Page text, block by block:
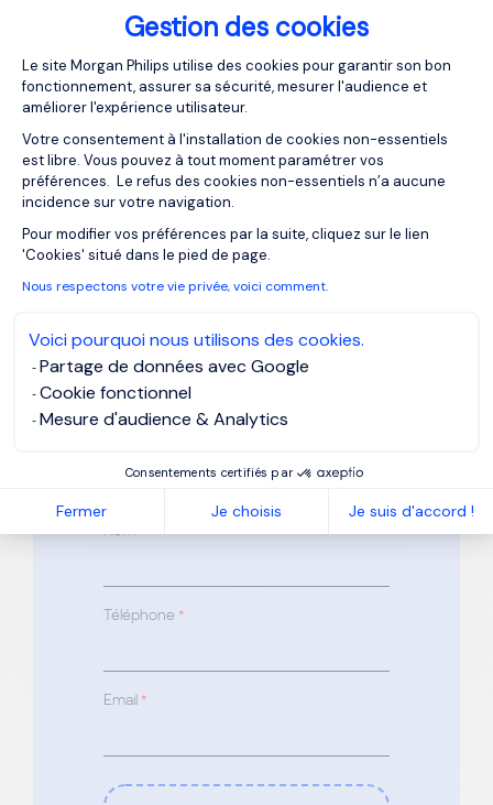
Gestion des cookies
Plateforme de Gestion du
Le site Morgan Philips utilise des cookies pour garantir son bon
fonctionnement, assurer sa sécurité, mesurer l'audience et
améliorer l'expérience utilisateur.
Votre consentement à l'installation de cookies non-essentiels
est libre. Vous pouvez à tout moment paramétrer vos
préférences. Le refus des cookies non-essentiels n’a aucune
incidence sur votre navigation.
Pour modifier vos préférences par la suite, cliquez sur le lien
'Cookies' situé dans le pied de page.
Nous respectons votre vie privée, voici comment.
Voici pourquoi nous utilisons des cookies.
Partage de données avec Google
Cookie fonctionnel
Mesure d'audience & Analytics
Consentements certifiés par
Fermer Je choisis Je suis d'accord !
Postuler à l'offre
Account Manager
(F/M)
Référence: BE875719
Veuillez compléter tous les champs
marqués d’une
*
Téléphone *
Email *